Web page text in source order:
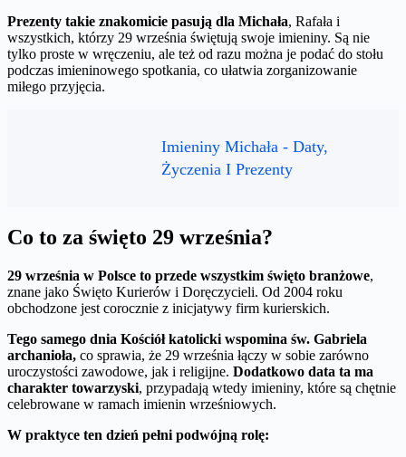
Prezenty takie znakomicie pasują dla Michała, Rafała i
wszystkich, którzy 29 września świętują swoje imieniny. Są nie
tylko proste w wręczeniu, ale też od razu można je podać do stołu
podczas imieninowego spotkania, co ułatwia zorganizowanie
miłego przyjęcia.
Imieniny Michała - Daty,
Życzenia I Prezenty
Co to za święto 29 września?
29 września w Polsce to przede wszystkim święto branżowe,
znane jako Święto Kurierów i Doręczycieli. Od 2004 roku
obchodzone jest corocznie z inicjatywy firm kurierskich.
Tego samego dnia Kościół katolicki wspomina św. Gabriela
archanioła, co sprawia, że 29 września łączy w sobie zarówno
uroczystości zawodowe, jak i religijne. Dodatkowo data ta ma
charakter towarzyski, przypadają wtedy imieniny, które są chętnie
celebrowane w ramach imienin wrześniowych.
W praktyce ten dzień pełni podwójną rolę: